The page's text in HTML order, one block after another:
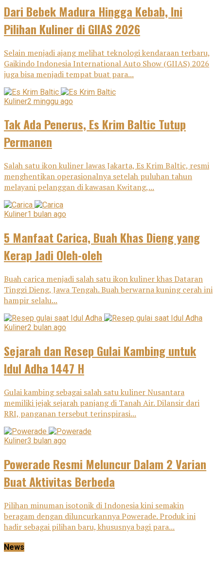
Dari Bebek Madura Hingga Kebab, Ini
Pilihan Kuliner di GIIAS 2026
Selain menjadi ajang melihat teknologi kendaraan terbaru,
Gaikindo Indonesia International Auto Show (GIIAS) 2026
juga bisa menjadi tempat buat para...
Kuliner2 minggu ago
Tak Ada Penerus, Es Krim Baltic Tutup
Permanen
Salah satu ikon kuliner lawas Jakarta, Es Krim Baltic, resmi
menghentikan operasionalnya setelah puluhan tahun
melayani pelanggan di kawasan Kwitang,...
Kuliner1 bulan ago
5 Manfaat Carica, Buah Khas Dieng yang
Kerap Jadi Oleh-oleh
Buah carica menjadi salah satu ikon kuliner khas Dataran
Tinggi Dieng, Jawa Tengah. Buah berwarna kuning cerah ini
hampir selalu...
Kuliner2 bulan ago
Sejarah dan Resep Gulai Kambing untuk
Idul Adha 1447 H
Gulai kambing sebagai salah satu kuliner Nusantara
memiliki jejak sejarah panjang di Tanah Air. Dilansir dari
RRI, panganan tersebut terinspirasi...
Kuliner3 bulan ago
Powerade Resmi Meluncur Dalam 2 Varian
Buat Aktivitas Berbeda
Pilihan minuman isotonik di Indonesia kini semakin
beragam dengan diluncurkannya Powerade. Produk ini
hadir sebagai pilihan baru, khususnya bagi para...
News